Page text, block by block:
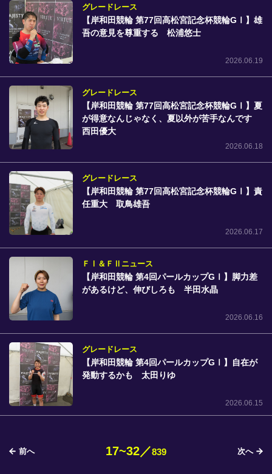
グレードレース
【岸和田競輪 第77回高松宮記念杯競輪GⅠ】雄
吾の意見を尊重する 松浦悠士
2026.06.19
グレードレース
【岸和田競輪 第77回高松宮記念杯競輪GⅠ】夏
が得意なんじゃなく、夏以外が苦手なんです
西田優大
2026.06.18
グレードレース
【岸和田競輪 第77回高松宮記念杯競輪GⅠ】責
任重大 取鳥雄吾
2026.06.17
ＦⅠ＆ＦⅡニュース
【岸和田競輪 第4回パールカップGⅠ】脚力差
があるけど、伸びしろも 半田水晶
2026.06.16
グレードレース
【岸和田競輪 第4回パールカップGⅠ】自在が
発動するかも 太田りゆ
2026.06.15
17~32／839
前へ 次へ